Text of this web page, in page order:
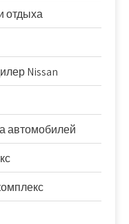
отдыха
Nissan
автомобилей